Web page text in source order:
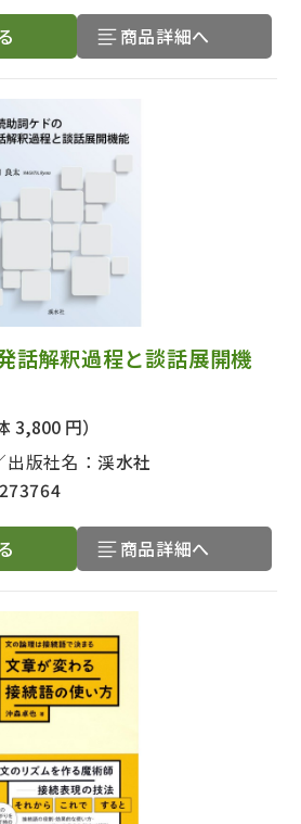
商品詳細へ
話解釈過程と談話展開機
3,800 円）
出版社名：渓水社
商品詳細へ